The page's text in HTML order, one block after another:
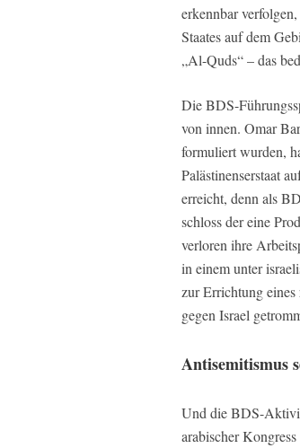
erkennbar
Staates auf dem
„Al-Quds“ – das
Die BDS-
von innen. Omar
formuliert wurden,
Palästinenserstaat
erreicht, denn als
schloss der eine
verloren ihre
in einem unter
zur Errichtung
gegen Israel
Antisemitismus
Und die BDS-
arabischer